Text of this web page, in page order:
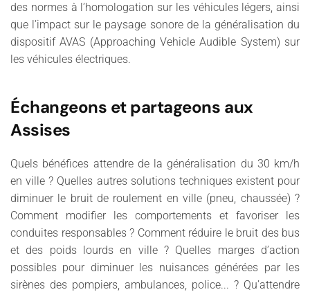
des normes à l’homologation sur les véhicules légers, ainsi
que l’impact sur le paysage sonore de la généralisation du
dispositif AVAS (Approaching Vehicle Audible System) sur
les véhicules électriques.
Échangeons et partageons aux
Assises
Quels bénéfices attendre de la généralisation du 30 km/h
en ville ? Quelles autres solutions techniques existent pour
diminuer le bruit de roulement en ville (pneu, chaussée) ?
Comment modifier les comportements et favoriser les
conduites responsables ? Comment réduire le bruit des bus
et des poids lourds en ville ? Quelles marges d’action
possibles pour diminuer les nuisances générées par les
sirènes des pompiers, ambulances, police... ? Qu’attendre